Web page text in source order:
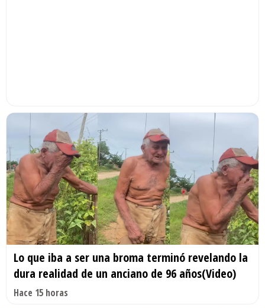
Lo que iba a ser una broma terminó revelando la
dura realidad de un anciano de 96 años(Video)
Hace 15 horas